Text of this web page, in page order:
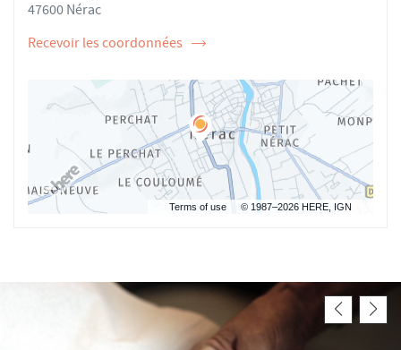
47600 Nérac
Recevoir les coordonnées
de
FONTAINE
Terms of use © 1987–2026 HERE, IGN